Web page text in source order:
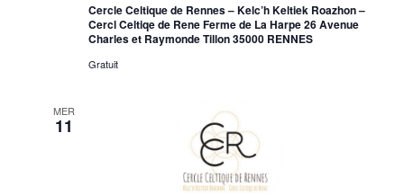
Cercle Celtique de Rennes – Kelc’h Keltiek Roazhon –
Cercl Celtiqe de Rene Ferme de La Harpe 26 Avenue
Charles et Raymonde Tillon 35000 RENNES
Gratuit
MER
11